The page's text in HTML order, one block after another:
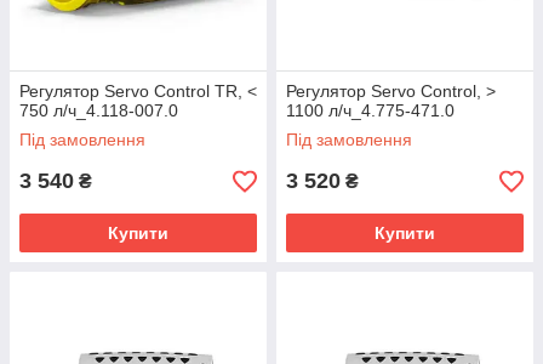
Регулятор Servo Control TR, <
750 л/ч_4.118-007.0
Під замовлення
3 540 ₴
Купити
Регулятор Servo Control, >
1100 л/ч_4.775-471.0
Під замовлення
3 520 ₴
Купити